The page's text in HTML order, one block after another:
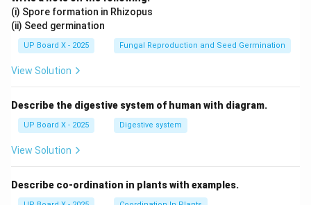
(i) Spore formation in Rhizopus
(ii) Seed germination
UP Board X - 2025 Fungal Reproduction and Seed Germination
View Solution
Describe the digestive system of human with diagram.
UP Board X - 2025 Digestive system
View Solution
Describe co-ordination in plants with examples.